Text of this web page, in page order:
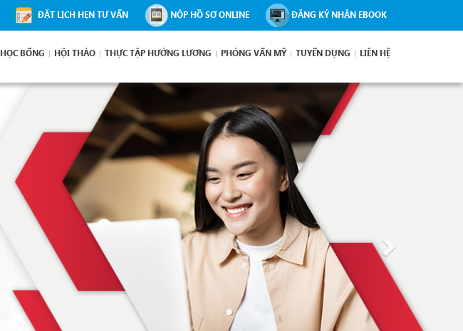
ĐẶT LỊCH HẸN TƯ VẤN NỘP HỒ SƠ ONLINE ĐĂNG KÝ NHẬN EBOOK
HỌC BỔNG HỘI THẢO THỰC TẬP HƯỞNG LƯƠNG PHỎNG VẤN MỸ TUYỂN DỤNG LIÊN HỆ
Next